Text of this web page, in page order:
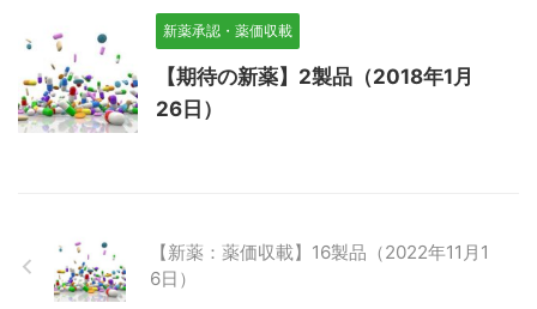
新薬承認・薬価収載
【期待の新薬】2製品（2018年1月
26日）
【新薬：薬価収載】16製品（2022年11月1
6日）